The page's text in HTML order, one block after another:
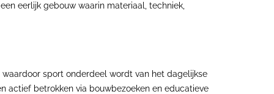
eerlijk gebouw waarin materiaal, techniek,
sport onderdeel wordt van het dagelijkse
actief betrokken via bouwbezoeken en educatieve